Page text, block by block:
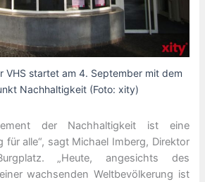
VHS startet am 4. September mit dem
Nachhaltigkeit (Foto: xity)
der Nachhaltigkeit ist eine
für alle“, sagt Michael Imberg, Direktor
„Heute, angesichts des
wachsenden Weltbevölkerung ist